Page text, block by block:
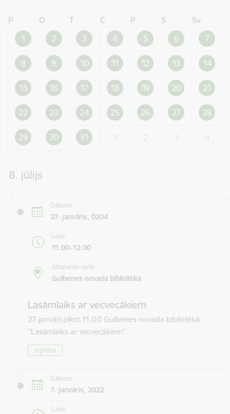
P O T C P S
Sv
1
2 3 4 5 6 7
8 9 10 11 12 13 14
15 16 17 18 19 20 21
22 23 24 25 26 27 28
29 30 31
8. jūlijs
Datums
27. janvāris, 0204
Laiks
11.00–12.00
Atrašanās vieta
Gulbenes novada bibliotēka
Lasāmlaiks ar vecvecākiem
27.janvārī plkst.11.00 Gulbenes novada bibliotēkā
"Lasāmlaiks ar vecvecākiem".
Izglītība
Datums
7. janvāris, 2022
Laiks